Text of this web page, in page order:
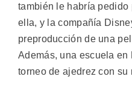
también le habría pedido
ella, y la compañía
preproducción de una
Además, una escuela en
torneo de ajedrez con su